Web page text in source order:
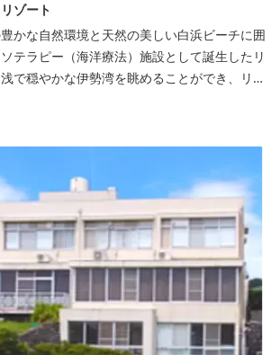
ゾート
かな自然環境と天然の美しい白浜ビーチに囲
テラピー（海洋療法）施設として誕生したリ
で穏やかな伊勢湾を眺めることができ、リラ
しみいただけます。滞在中は、目の前の海か
込み、24時間以内に新鮮な状態で使用するタ
の海の幸を楽しめるフレンチと日本料理が堪